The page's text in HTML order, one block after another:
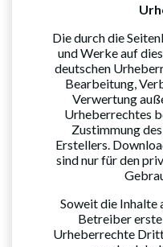
Die durch die
und Werke auf
deutschen
Bearbeitung,
Verwertung
Urheberrechtes
Zustimmung
Erstellers.
sind nur für den
Soweit die Inhalte
Betreiber
Urheberrechte